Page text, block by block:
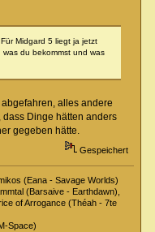
Midgard 5 liegt ja jetzt
du bekommst und was
alles andere
Dinge hätten anders
gegeben hätte.
Gespeichert
(Eana - Savage Worlds)
(Barsaive - Earthdawn),
of Arrogance (Théah - 7te
Space)